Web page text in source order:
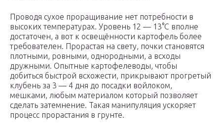
Проводя сухое проращивание нет потребности в
высоких температурах. Уровень 12 — 13°С вполне
достаточен, а вот к освещённости картофель более
требователен. Прорастая на свету, почки становятся
плотными, ровными, однородными, а всходы
дружными. Опытные картофелеводы, чтобы
добиться быстрой всхожести, прикрывают прогретый
клубень за 3 — 4 дня до посадки войлоком,
мешками, любым материалом который позволяет
сделать затемнение. Такая манипуляция ускоряет
процесс прорастания в грунте.